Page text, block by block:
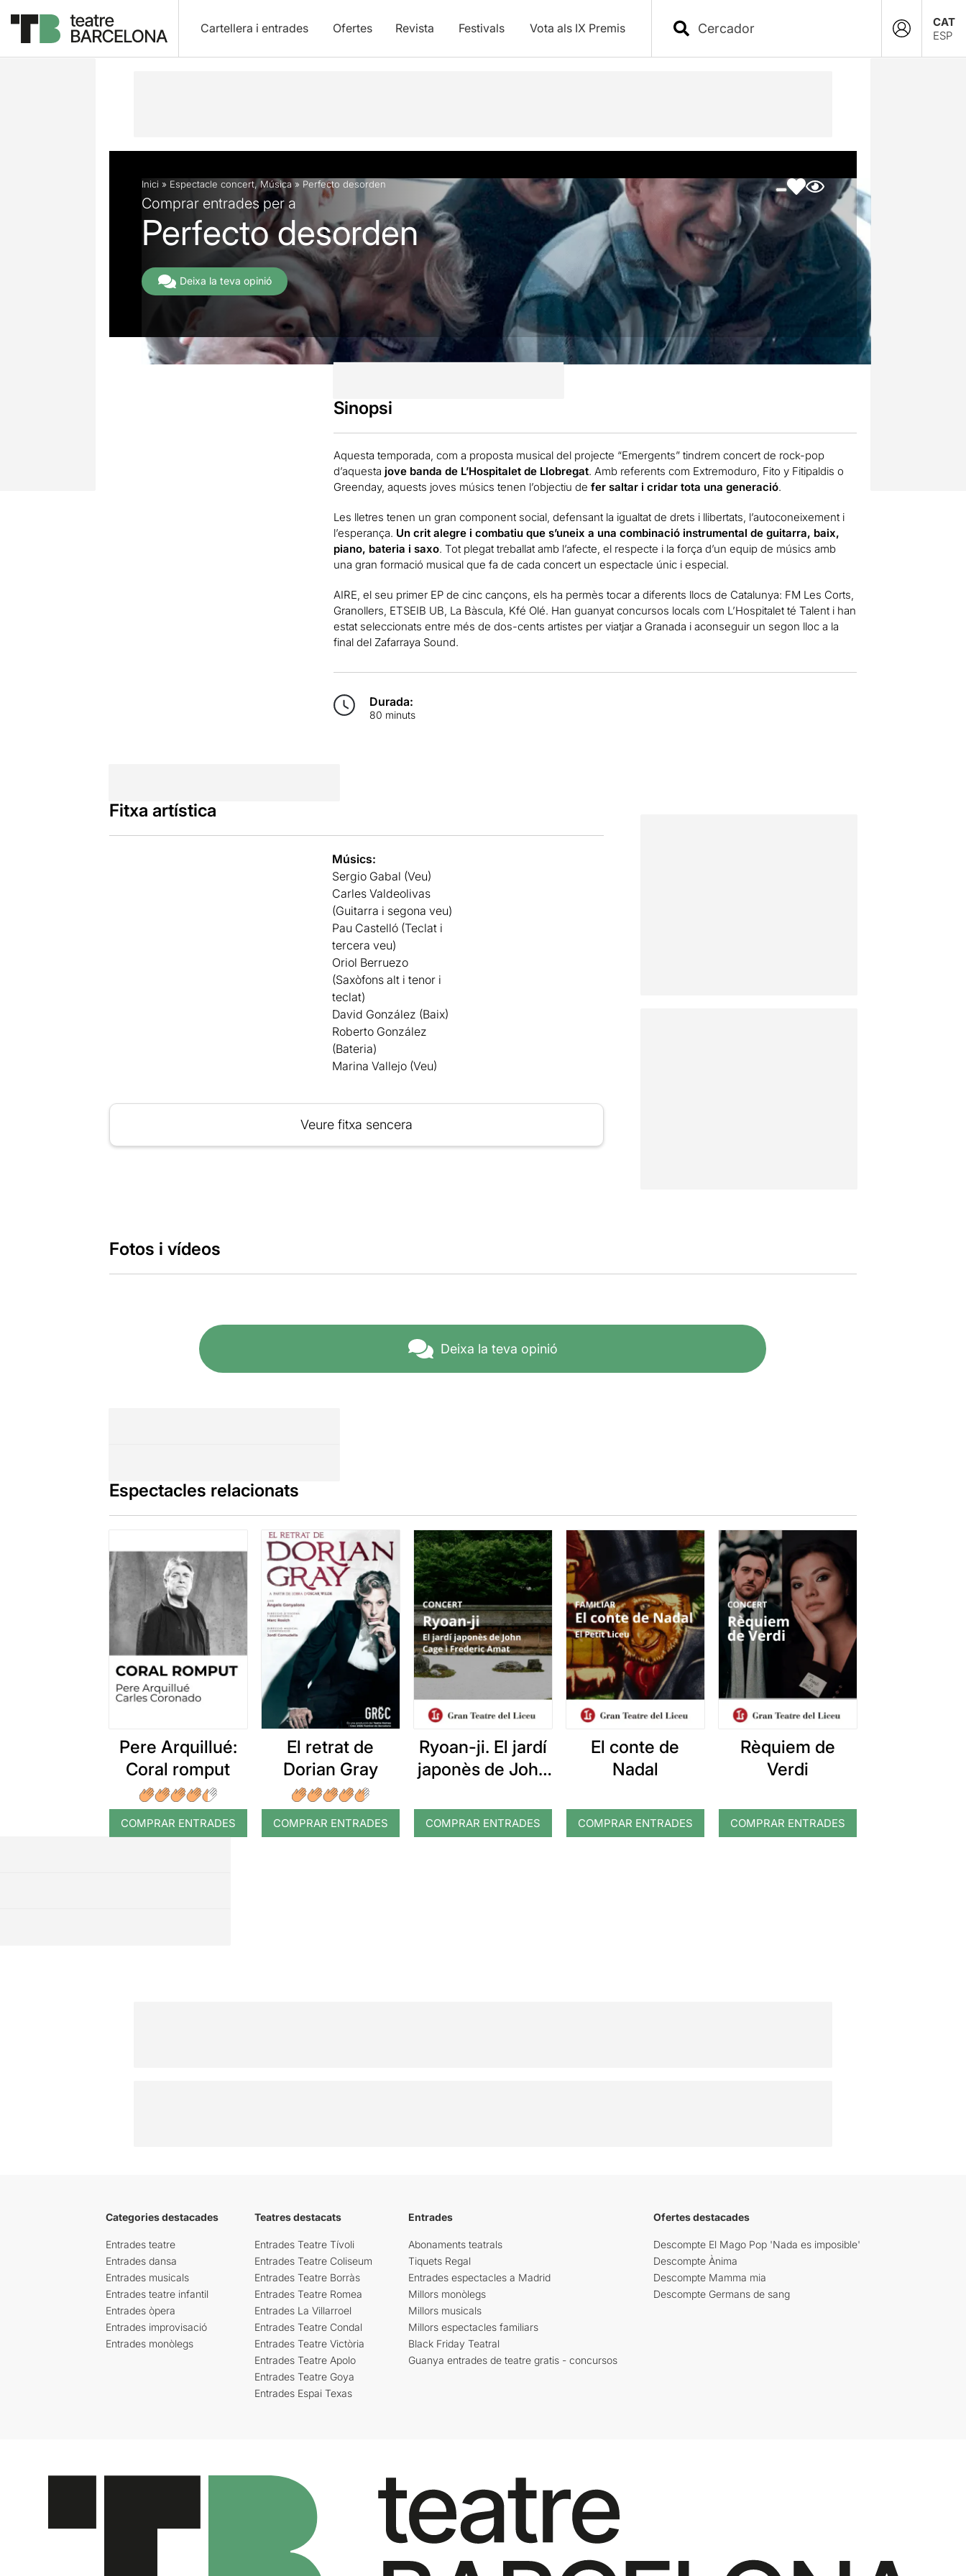
Cartellera i entrades Ofertes Revista Festivals Vota als IX Premis
CAT
ESP
Descripció Fitxa artística Fotos i vídeos
Inici » Espectacle concert,Música » Perfecto desorden
Comprar entrades per a
Perfecto desorden
Deixa la teva opinió
Sinopsi
Aquesta temporada, com a proposta musical del projecte “Emergents” tindrem concert de rock-pop
d’aquesta jove banda de L’Hospitalet de Llobregat. Amb referents com Extremoduro, Fito y Fitipaldis o
Greenday, aquests joves músics tenen l’objectiu de fer saltar i cridar tota una generació.
Les lletres tenen un gran component social, defensant la igualtat de drets i llibertats, l’autoconeixement i
l’esperança. Un crit alegre i combatiu que s’uneix a una combinació instrumental de guitarra, baix,
piano, bateria i saxo. Tot plegat treballat amb l’afecte, el respecte i la força d’un equip de músics amb
una gran formació musical que fa de cada concert un espectacle únic i especial.
AIRE, el seu primer EP de cinc cançons, els ha permès tocar a diferents llocs de Catalunya: FM Les Corts,
Granollers, ETSEIB UB, La Bàscula, Kfé Olé. Han guanyat concursos locals com L’Hospitalet té Talent i han
estat seleccionats entre més de dos-cents artistes per viatjar a Granada i aconseguir un segon lloc a la
final del Zafarraya Sound.
Durada:
80 minuts
Fitxa artística
Músics:
Sergio Gabal (Veu)
Carles Valdeolivas
(Guitarra i segona veu)
Pau Castelló (Teclat i
tercera veu)
Oriol Berruezo
(Saxòfons alt i tenor i
teclat)
David González (Baix)
Roberto González
(Bateria)
Marina Vallejo (Veu)
Veure fitxa sencera
Fotos i vídeos
Deixa la teva opinió
Espectacles relacionats
Pere Arquillué:
Coral romput
COMPRAR ENTRADES
El retrat de
Dorian Gray
COMPRAR ENTRADES
Ryoan-ji. El jardí
japonès de John
Amat
COMPRAR ENTRADES
El conte de
Nadal
COMPRAR ENTRADES
Rèquiem de
Verdi
COMPRAR ENTRADES
Categories destacades
Entrades teatre
Entrades dansa
Entrades musicals
Entrades teatre infantil
Entrades òpera
Entrades improvisació
Entrades monòlegs
Teatres destacats
Entrades Teatre Tívoli
Entrades Teatre Coliseum
Entrades Teatre Borràs
Entrades Teatre Romea
Entrades La Villarroel
Entrades Teatre Condal
Entrades Teatre Victòria
Entrades Teatre Apolo
Entrades Teatre Goya
Entrades Espai Texas
Entrades
Abonaments teatrals
Tiquets Regal
Entrades espectacles a Madrid
Millors monòlegs
Millors musicals
Millors espectacles familiars
Black Friday Teatral
Guanya entrades de teatre gratis - concursos
Ofertes destacades
Descompte El Mago Pop 'Nada es imposible'
Descompte Ànima
Descompte Mamma mia
Descompte Germans de sang